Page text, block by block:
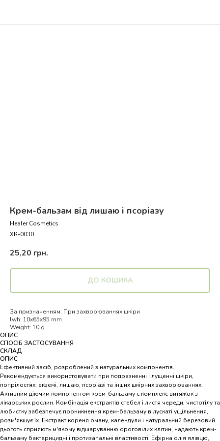
Крем-бальзам від лишаю і псоріазу
Healer Cosmetics
ХК-0030
25,20 грн.
ДО КОШИКА
За призначенням: При захворюваннях шкіри
lwh: 10x65x95 mm
Weight: 10 g
ОПИС
СПОСІБ ЗАСТОСУВАННЯ
СКЛАД
ОПИС
Ефективний засіб, розроблений з натуральних компонентів.
Рекомендується використовувати при подразненні і лущенні шкіри,
попрілостях, екземі, лишаю, псоріазі та інших шкірних захворюваннях.
Активним діючим компонентом крем-бальзаму є комплекс витяжок з
лікарських рослин. Комбінація екстрактів стебел і листя череди, чистотілу та
любистку забезпечує проникнення крем-бальзаму в лускаті ущільнення,
розм'якшує їх. Екстракт кореня оману, календули і натуральний березовий
дьоготь сприяють м'якому відшаруванню ороговілих клітин, надають крем-
бальзаму бактерицидні і протизапальні властивості. Ефірна олія ялівцю,